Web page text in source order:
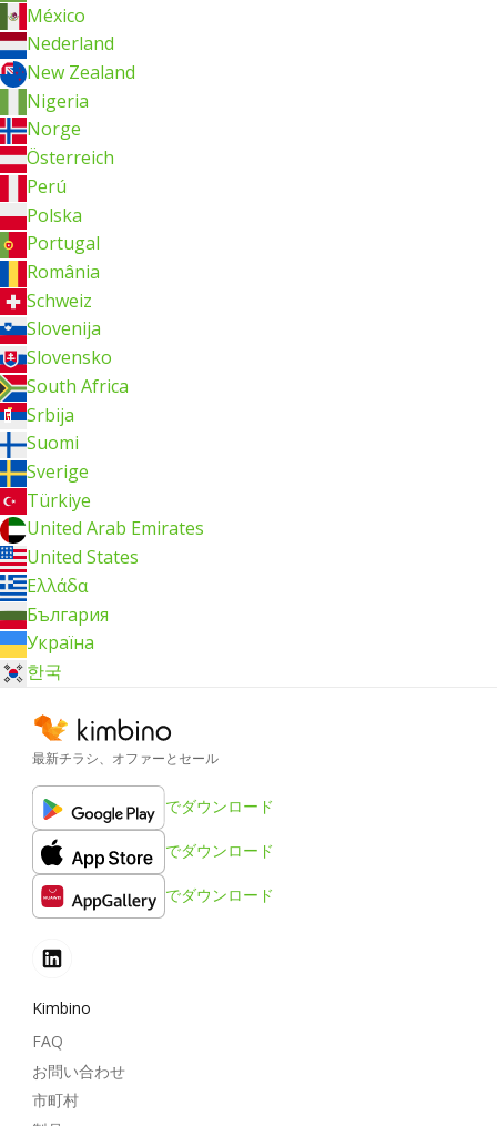
México
Nederland
New Zealand
Nigeria
Norge
Österreich
Perú
Polska
Portugal
România
Schweiz
Slovenija
Slovensko
South Africa
Srbija
Suomi
Sverige
Türkiye
United Arab Emirates
United States
Ελλάδα
България
Україна
한국
最新チラシ、オファーとセール
でダウンロード
でダウンロード
でダウンロード
Kimbino
FAQ
お問い合わせ
市町村